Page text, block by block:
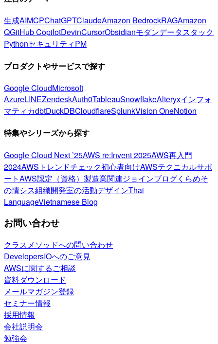
生成AIMCPChatGPTClaudeAmazon BedrockRAGAmazon
QGitHub CopilotDevinCursorObsidianモダンデータスタック
PythonセキュリティPM
プロダクトやサービスで探す
Google CloudMicrosoft
AzureLINEZendeskAuth0TableauSnowflakeAlteryxインフォ
マティカdbtDuckDBCloudflareSplunkVision OneNotion
特集やシリーズから探す
Google Cloud Next ’25AWS re:Invent 2025AWS再入門
2024AWSトレンドチェック初心者向けAWSテクニカルサポ
ートAWS認定（資格） 製造業関連ジョインブログくらめそ
の情シス組織開発室の活動デザインThai
LanguageVietnamese Blog
お問い合わせ
クラスメソッドへの問い合わせ
DevelopersIOへのご意見
AWSに関するご相談
資料ダウンロード
メールマガジン登録
セミナー情報
採用情報
会社説明会
勉強会